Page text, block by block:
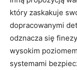
który zaskakuje
dopracowanymi
odznacza się
wysokim⁢
systemami